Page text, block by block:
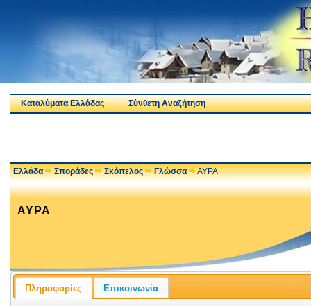
Καταλύματα Ελλάδας Σύνθετη Αναζήτηση
Ελλάδα Σποράδες Σκόπελος Γλώσσα ΑΥΡΑ
ΑΥΡΑ
Πληροφορίες Επικοινωνία